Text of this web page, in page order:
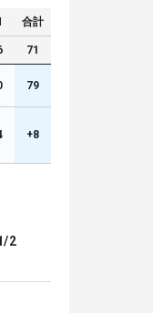
合計
71
79
+8
2